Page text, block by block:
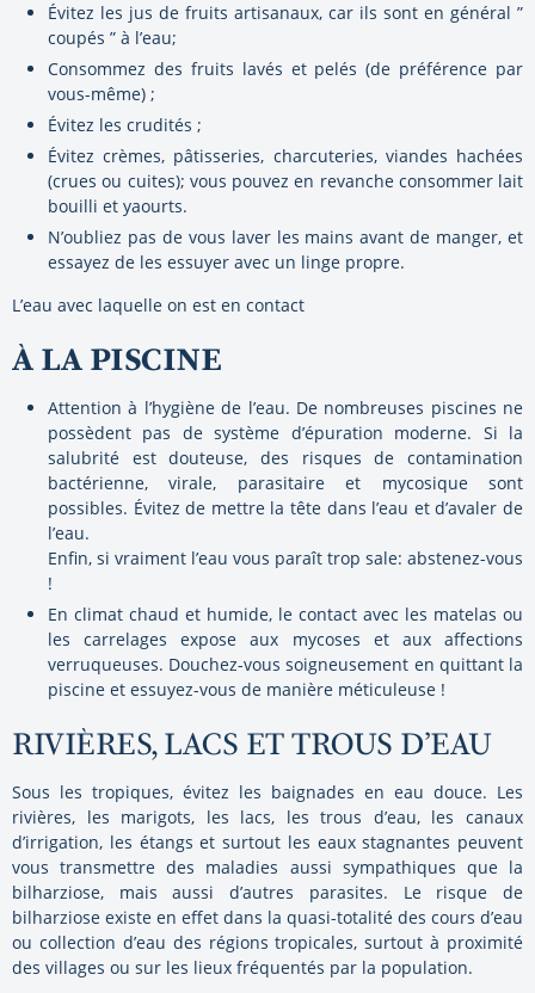
Évitez les jus de fruits artisanaux, car ils sont en général ”
coupés ” à l’eau;
Consommez des fruits lavés et pelés (de préférence par
vous-même) ;
Évitez les crudités ;
Évitez crèmes, pâtisseries, charcuteries, viandes hachées
(crues ou cuites); vous pouvez en revanche consommer lait
bouilli et yaourts.
N’oubliez pas de vous laver les mains avant de manger, et
essayez de les essuyer avec un linge propre.
L’eau avec laquelle on est en contact
À LA PISCINE
Attention à l’hygiène de l’eau. De nombreuses piscines ne
possèdent pas de système d’épuration moderne. Si la
salubrité est douteuse, des risques de contamination
bactérienne, virale, parasitaire et mycosique sont
possibles. Évitez de mettre la tête dans l’eau et d’avaler de
l’eau.
Enfin, si vraiment l’eau vous paraît trop sale: abstenez-vous
!
En climat chaud et humide, le contact avec les matelas ou
les carrelages expose aux mycoses et aux affections
verruqueuses. Douchez-vous soigneusement en quittant la
piscine et essuyez-vous de manière méticuleuse !
RIVIÈRES, LACS ET TROUS D’EAU
Sous les tropiques, évitez les baignades en eau douce. Les
rivières, les marigots, les lacs, les trous d’eau, les canaux
d’irrigation, les étangs et surtout les eaux stagnantes peuvent
vous transmettre des maladies aussi sympathiques que la
bilharziose, mais aussi d’autres parasites. Le risque de
bilharziose existe en effet dans la quasi-totalité des cours d’eau
ou collection d’eau des régions tropicales, surtout à proximité
des villages ou sur les lieux fréquentés par la population.